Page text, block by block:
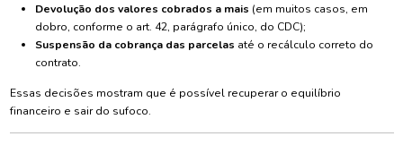
Devolução dos valores cobrados a mais (em muitos casos, em
dobro, conforme o art. 42, parágrafo único, do CDC);
Suspensão da cobrança das parcelas até o recálculo correto do
contrato.
Essas decisões mostram que é possível recuperar o equilíbrio
financeiro e sair do sufoco.